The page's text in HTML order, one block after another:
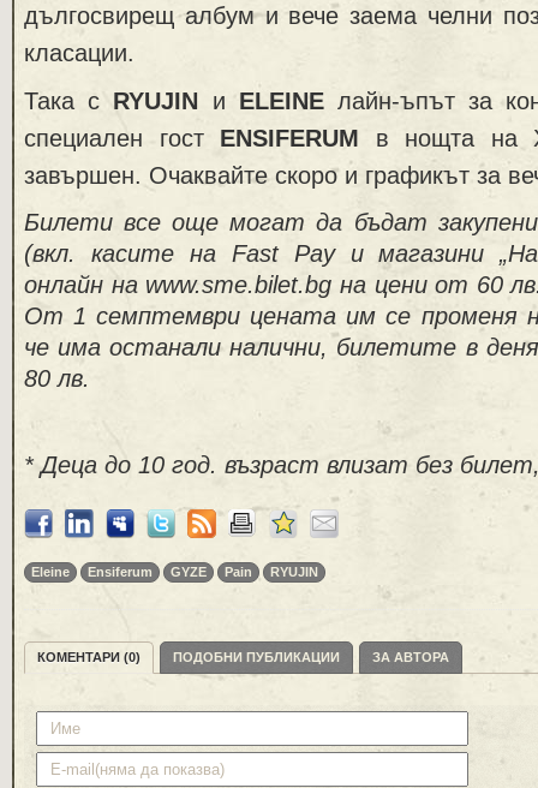
дългосвирещ албум и вече заема челни
класации.
Така с RYUJIN и ELEINEлайн-ъпът за
специален гост ENSIFERUM в нощта на
завършен. Очаквайте скоро и графикът за
Билети все още могат да бъдат
(вкл. касите на Fast Pay и магазини
онлайн на www.sme.bilet.bg на цени от 60
От 1 семптември цената им се променя
че има останали налични, билетите в
80 лв.
* Деца до 10 год. възраст влизат без
Eleine Ensiferum GYZE Pain RYUJIN
КОМЕНТАРИ (0) ПОДОБНИ ПУБЛИКАЦИИ ЗА АВТОРА